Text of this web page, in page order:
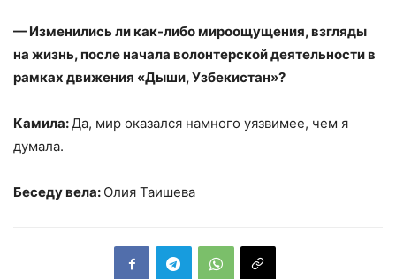
— Изменились ли как-либо мироощущения, взгляды
на жизнь, после начала волонтерской деятельности в
рамках движения «Дыши, Узбекистан»?
Камила:Да, мир оказался намного уязвимее, чем я
думала.
Беседу вела: Олия Таишева